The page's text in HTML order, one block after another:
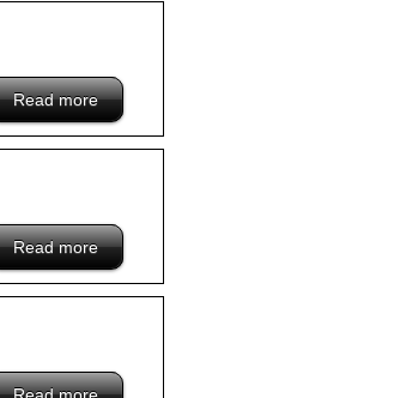
Read more
about /blacklist/www.jollymind.com.hk-
Read moreabout /blacklist/321-hongkong-company